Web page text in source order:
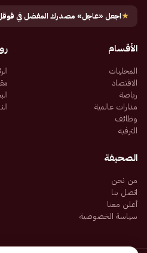
★اجعل «عاجل» مصدرك المفضل في
الأقسام
المحليات
الاقتصاد
رياضة
مدارات عالمية
وظائف
الترفيه
الصحيفة
من نحن
اتصل بنا
أعلن معنا
سياسة الخصوصية